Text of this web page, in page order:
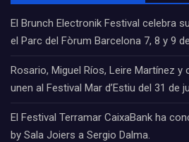
El Brunch Electronik Festival celebra
el Parc del Fòrum Barcelona 7, 8 y 9
Rosario, Miguel Ríos, Leire Martínez
unen al Festival Mar d’Estiu del 31 de
El Festival Terramar CaixaBank ha
by Sala Joiers a Sergio Dalma.